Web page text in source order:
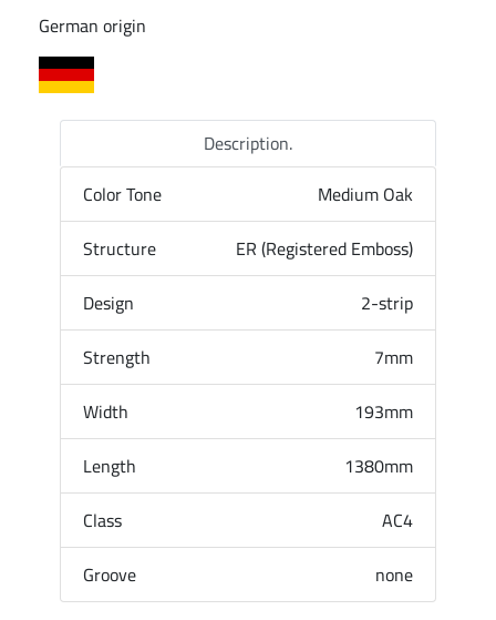
German origin
Description.
Color Tone
Medium Oak
Structure
ER (Registered Emboss)
Design
2-strip
Strength
7mm
Width
193mm
Length
1380mm
Class
AC4
Groove
none